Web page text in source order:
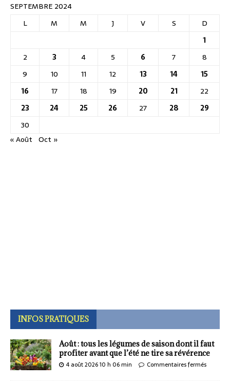
SEPTEMBRE 2024
L
M M J V S
D
1
2
3 4 5 6 7
8
9
10 11 12 13 14
15
16
17 18 19 20 21
22
23
24 25 26 27 28
29
30
« Août Oct »
INFOS PRATIQUES
Août : tous les légumes de saison dont il faut
profiter avant que l’été ne tire sa révérence
4 août 2026 10 h 06 min Commentaires fermés